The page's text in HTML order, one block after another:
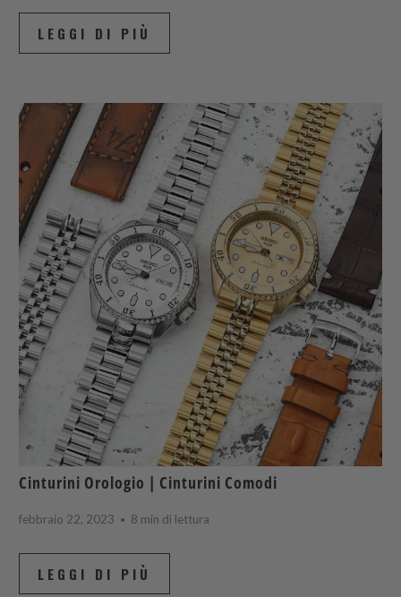
LEGGI DI PIÙ
Cinturini Orologio | Cinturini Comodi
febbraio 22, 2023 8 min di lettura
LEGGI DI PIÙ